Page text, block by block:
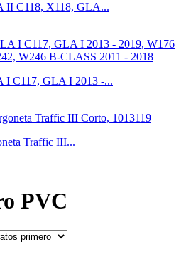
II C118, X118, GLA...
I C117, GLA I 2013 -...
Traffic III...
PVC